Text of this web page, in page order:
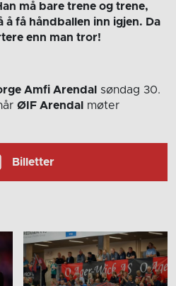
må bare trene og trene,
å få håndballen inn igjen. Da
enn man tror!
Amfi Arendal
søndag 30.
ØIF Arendal
møter
Billetter